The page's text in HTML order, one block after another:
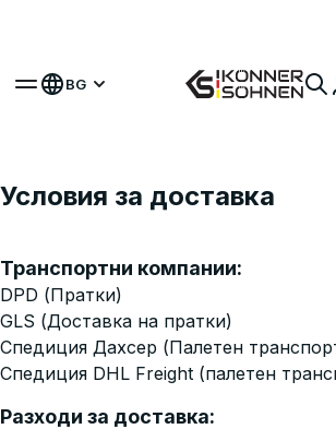
BG
Условия за доставка
Транспортни компании:
DPD (Пратки)
GLS (Доставка на пратки)
Спедиция Дахсер (Палетен
Спедиция DHL Freight (палетен
Разходи за доставка: